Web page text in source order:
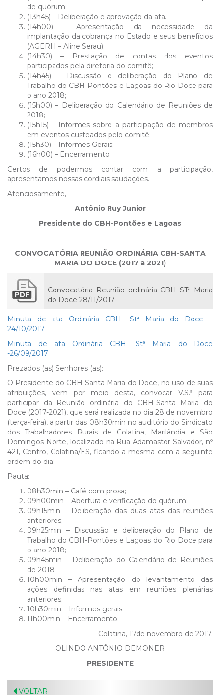
de quórum;
(13h45) – Deliberação e aprovação da ata.
(14h00) – Apresentação da necessidade da
implantação da cobrança no Estado e seus benefícios
(AGERH – Aline Serau);
(14h30) – Prestação de contas dos eventos
participados pela diretoria do comitê;
(14h45) – Discussão e deliberação do Plano de
Trabalho do CBH-Pontões e Lagoas do Rio Doce para
o ano 2018;
(15h00) – Deliberação do Calendário de Reuniões de
2018;
(15h15) – Informes sobre a participação de membros
em eventos custeados pelo comitê;
(15h30) – Informes Gerais;
(16h00) – Encerramento.
Certos de podermos contar com a participação,
apresentamos nossas cordiais saudações.
Atenciosamente,
Antônio Ruy Junior
Presidente do CBH-Pontões e Lagoas
CONVOCATÓRIA REUNIÃO ORDINÁRIA CBH-SANTA
MARIA DO DOCE (2017 a 2021)
Convocatória Reunião ordinária CBH STª Maria
do Doce 28/11/2017
Minuta de ata Ordinária CBH- Stª Maria do Doce –
24/10/2017
Minuta de ata Ordinária CBH- Stª Maria do Doce
-26/09/2017
Prezados (as) Senhores (as):
O Presidente do CBH Santa Maria do Doce, no uso de suas
atribuições, vem por meio desta, convocar V.S.ª para
participar da Reunião ordinária do CBH-Santa Maria do
Doce (2017-2021), que será realizada no dia 28 de novembro
(terça-feira), a partir das 08h30min no auditório do Sindicato
dos Trabalhadores Rurais de Colatina, Marilândia e São
Domingos Norte, localizado na Rua Adamastor Salvador, nº
421, Centro, Colatina/ES, ficando a mesma com a seguinte
ordem do dia:
Pauta:
08h30min – Café com prosa;
09h00min – Abertura e verificação do quórum;
09h15min – Deliberação das duas atas das reuniões
anteriores;
09h25min – Discussão e deliberação do Plano de
Trabalho do CBH-Pontões e Lagoas do Rio Doce para
o ano 2018;
09h45min – Deliberação do Calendário de Reuniões
de 2018;
10h00min – Apresentação do levantamento das
ações definidas nas atas em reuniões plenárias
anteriores;
10h30min – Informes gerais;
11h00min – Encerramento.
Colatina, 17de novembro de 2017.
OLINDO ANTÔNIO DEMONER
PRESIDENTE
VOLTAR